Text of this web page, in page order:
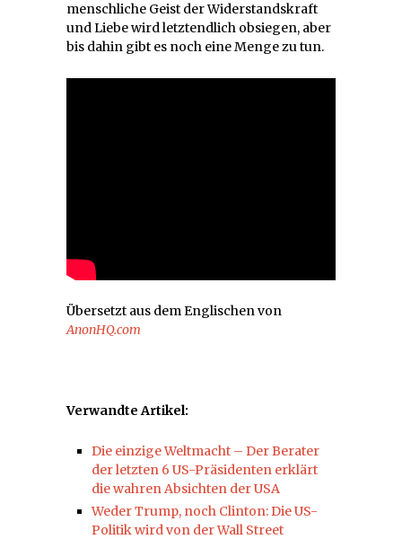
menschliche Geist der Widerstandskraft
und Liebe wird letztendlich obsiegen, aber
bis dahin gibt es noch eine Menge zu tun.
Übersetzt aus dem Englischen von
AnonHQ.com
Verwandte Artikel:
Die einzige Weltmacht – Der Berater
der letzten 6 US-Präsidenten erklärt
die wahren Absichten der USA
Weder Trump, noch Clinton: Die US-
Politik wird von der Wall Street